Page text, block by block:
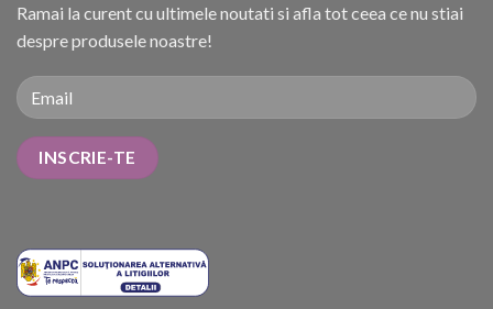
Ramai la curent cu ultimele noutati si afla tot ceea ce nu stiai
despre produsele noastre!